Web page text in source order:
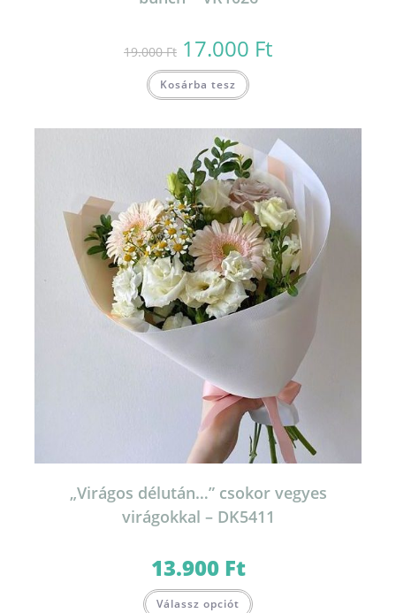
19.000Ft
Original
price
was:
19.000 Ft.
17.000 FtCurrent
price
Kosárba tesz
„Virágos délután…” csokor vegyes
virágokkal – DK5411
13.900 Ft
Válassz opciót